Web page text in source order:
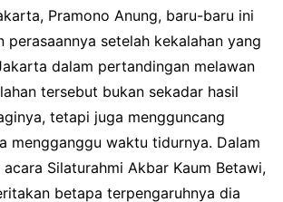
Pramono Anung, baru-baru ini
perasaannya setelah kekalahan yang
dalam pertandingan melawan
tersebut bukan sekadar hasil
tetapi juga mengguncang
mengganggu waktu tidurnya. Dalam
Silaturahmi Akbar Kaum Betawi,
betapa terpengaruhnya dia